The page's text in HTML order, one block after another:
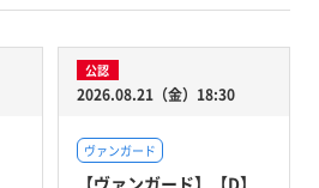
公認
2026.08.21（金）18:30
ヴァンガード